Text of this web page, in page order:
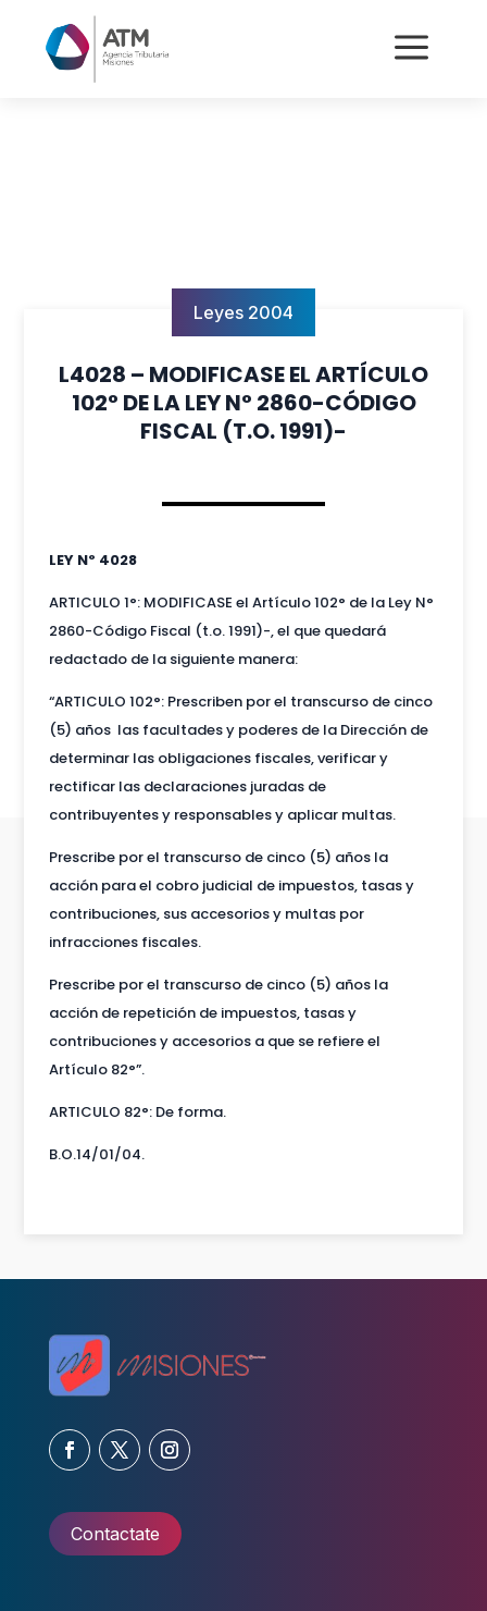
a
Leyes 2004
L4028 – MODIFICASE EL ARTÍCULO
102° DE LA LEY N° 2860-CÓDIGO
FISCAL (T.O. 1991)-
LEY Nº 4028
ARTICULO 1°: MODIFICASE el Artículo 102° de la Ley N°
2860-Código Fiscal (t.o. 1991)-, el que quedará
redactado de la siguiente manera:
“ARTICULO 102°: Prescriben por el transcurso de cinco
(5) años las facultades y poderes de la Dirección de
determinar las obligaciones fiscales, verificar y
rectificar las declaraciones juradas de
contribuyentes y responsables y aplicar multas.
Prescribe por el transcurso de cinco (5) años la
acción para el cobro judicial de impuestos, tasas y
contribuciones, sus accesorios y multas por
infracciones fiscales.
Prescribe por el transcurso de cinco (5) años la
acción de repetición de impuestos, tasas y
contribuciones y accesorios a que se refiere el
Artículo 82°”.
ARTICULO 82°: De forma.
B.O.14/01/04.
Contactate